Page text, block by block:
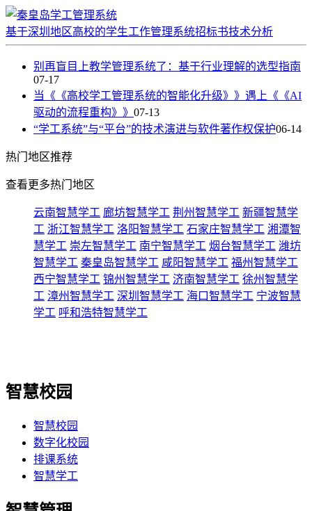
基于深圳地区高校的学生工作管理系统招标书技术分析
别再盲目上教学管理系统了：基于行业理解的选型指南
07-17
当《《高校学工管理系统的智能化升级》》遇上《《AI
驱动的流程重构》》 07-13
“学工系统”与“平台”的技术演进与软件著作权保护06-14
热门 地区推荐
查看更多热门地区
云南智慧学工 廊坊智慧学工 荆州智慧学工 新疆智慧学
工 浙江智慧学工 洛阳智慧学工 石家庄智慧学工 湘潭智
慧学工 崇左智慧学工 南宁智慧学工 烟台智慧学工 潍坊
智慧学工 秦皇岛智慧学工 咸阳智慧学工 福州智慧学工
西宁智慧学工 锦州智慧学工 济南智慧学工 徐州智慧学
工 漳州智慧学工 深圳智慧学工 海口智慧学工 宁波智慧
学工 呼和浩特智慧学工
智慧校园
智慧校园
数字化校园
排课系统
智慧学工